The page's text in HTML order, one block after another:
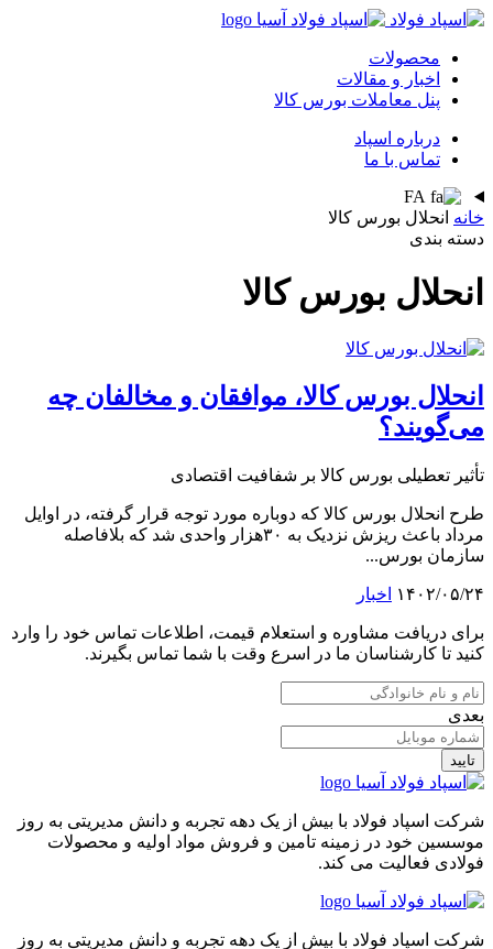
محصولات
اخبار و مقالات
پنل معاملات بورس کالا
درباره اسپاد
تماس با ما
FA
خانه انحلال بورس کالا
دسته بندی
انحلال بورس کالا
انحلال بورس کالا، موافقان و مخالفان چه
می‌گویند؟
تأثیر تعطیلی بورس کالا بر شفافیت اقتصادی
طرح انحلال بورس کالا که دوباره مورد توجه قرار گرفته، در اوایل
مرداد باعث ریزش نزدیک به ۳۰هزار واحدی شد که بلافاصله
سازمان بورس...
۱۴۰۲/۰۵/۲۴ اخبار
برای دریافت مشاوره و استعلام قیمت، اطلاعات تماس خود را وارد
کنید تا کارشناسان ما در اسرع وقت با شما تماس بگیرند.
بعدی
تایید
شرکت اسپاد فولاد با بیش از یک دهه تجربه و دانش مدیریتی به روز
موسسین خود در زمینه تامین و فروش مواد اولیه و محصولات
فولادی فعالیت می کند.
شرکت اسپاد فولاد با بیش از یک دهه تجربه و دانش مدیریتی به روز